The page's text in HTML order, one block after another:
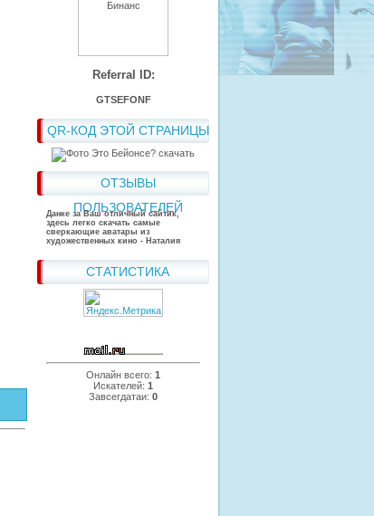
Referral ID:
GTSEFONF
QR-КОД ЭТОЙ СТРАНИЦЫ
ОТЗЫВЫ
ПОЛЬЗОВАТЕЛЕЙ
Данке за Ваш отличный сайтик,
здесь легко скачать самые
сверкающие аватары из
художественных кино - Наталия
СТАТИСТИКА
Онлайн всего: 1
Искателей: 1
Завсегдатаи: 0